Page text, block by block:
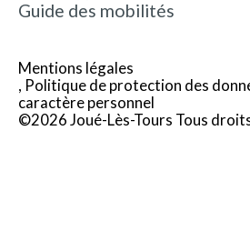
Guide des mobilités
Mentions légales
Politique de protection des
caractère personnel
©2026 Joué-Lès-Tours Tous